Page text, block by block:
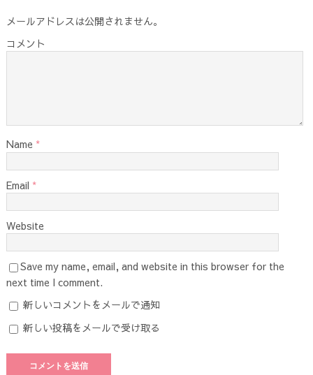
メールアドレスは公開されません。
コメント
Name *
Email *
Website
Save my name, email, and website in this browser for the
next time I comment.
新しいコメントをメールで通知
新しい投稿をメールで受け取る